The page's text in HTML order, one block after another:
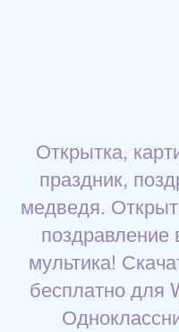
Открытка,
праздник,
медведя.
мультика!
бесплатно для